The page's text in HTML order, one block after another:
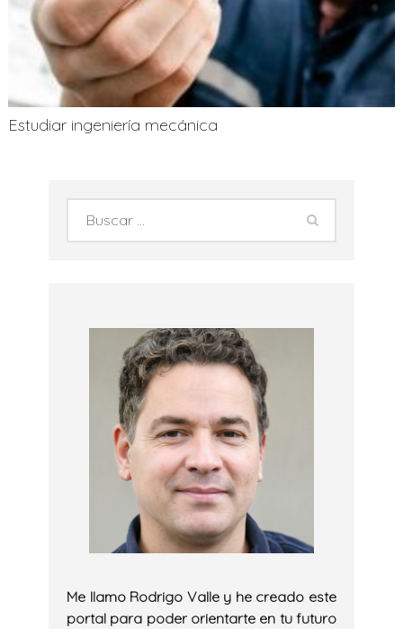
Estudiar ingeniería mecánica
Me llamo Rodrigo Valle y he creado este
portal para poder orientarte en tu futuro